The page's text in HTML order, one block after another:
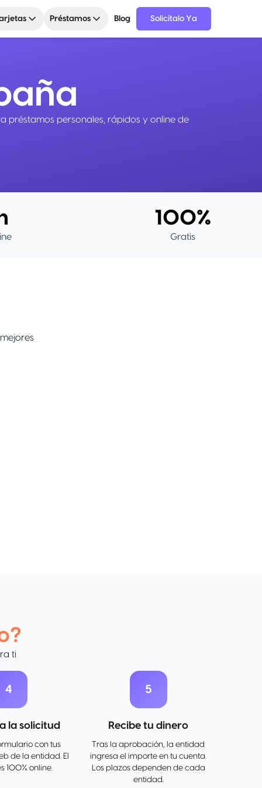
Préstamos Blog Solicítalo Ya
préstamos personales, rápidos y online de
100%
Gratis
ti
4
la solicitud
con tus
de la entidad. El
100% online.
5
Recibe tu dinero
Tras la aprobación, la entidad
ingresa el importe en tu cuenta.
Los plazos dependen de cada
entidad.